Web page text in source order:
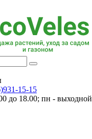
15-15
до 18.00; пн - выходной